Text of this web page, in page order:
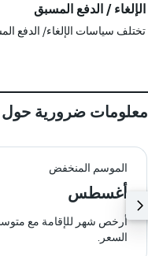
الإلغاء / الدفع المسبق
تختلف سياسات الإلغاء/ الدفع
معلومات ضرورية حول
الموسم المنخفض
أغسطس
أرخص شهر للإقامة مع
السعر.